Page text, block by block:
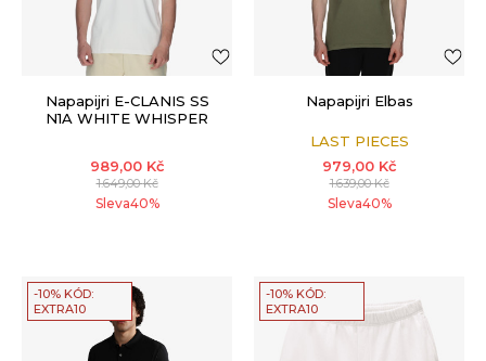
Napapijri E-CLANIS SS
N1A WHITE WHISPER
989,00 Kč
1.649,00Kč
Sleva40%
Napapijri Elbas
LAST PIECES
979,00 Kč
1.639,00Kč
Sleva40%
-10% KÓD:
EXTRA10
-10% KÓD:
EXTRA10